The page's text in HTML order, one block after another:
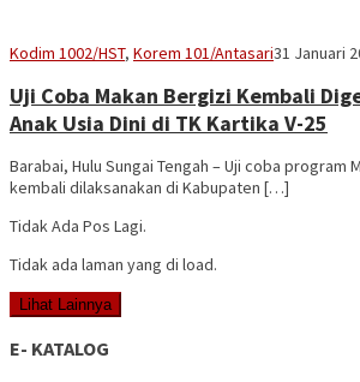
Kodim 1002/HST, Korem 101/Antasariadminbrp
31 Januari
Uji Coba Makan Bergizi Kembali
Anak Usia Dini di TK Kartika V-25
Barabai, Hulu Sungai Tengah – Uji coba program
kembali dilaksanakan di Kabupaten […]
Tidak Ada Pos Lagi.
Tidak ada laman yang di load.
Lihat Lainnya
E- KATALOG